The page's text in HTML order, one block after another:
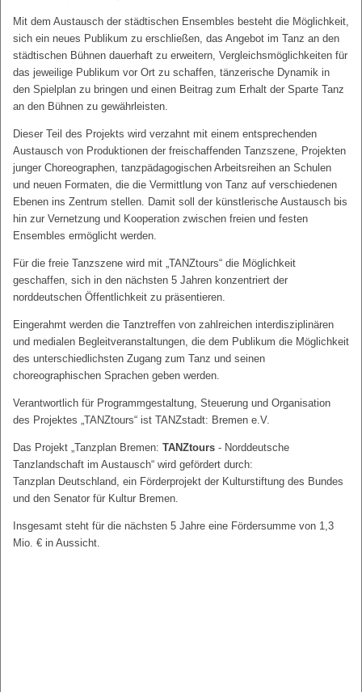
Mit dem Austausch der städtischen Ensembles besteht die Möglichkeit,
sich ein neues Publikum zu erschließen, das Angebot im Tanz an den
städtischen Bühnen dauerhaft zu erweitern, Vergleichsmöglichkeiten für
das jeweilige Publikum vor Ort zu schaffen, tänzerische Dynamik in
den Spielplan zu bringen und einen Beitrag zum Erhalt der Sparte Tanz
an den Bühnen zu gewährleisten.
Dieser Teil des Projekts wird verzahnt mit einem entsprechenden
Austausch von Produktionen der freischaffenden Tanzszene, Projekten
junger Choreographen, tanzpädagogischen Arbeitsreihen an Schulen
und neuen Formaten, die die Vermittlung von Tanz auf verschiedenen
Ebenen ins Zentrum stellen. Damit soll der künstlerische Austausch bis
hin zur Vernetzung und Kooperation zwischen freien und festen
Ensembles ermöglicht werden.
Für die freie Tanzszene wird mit „TANZtours“ die Möglichkeit
geschaffen, sich in den nächsten 5 Jahren konzentriert der
norddeutschen Öffentlichkeit zu präsentieren.
Eingerahmt werden die Tanztreffen von zahlreichen interdisziplinären
und medialen Begleitveranstaltungen, die dem Publikum die Möglichkeit
des unterschiedlichsten Zugang zum Tanz und seinen
choreographischen Sprachen geben werden.
Verantwortlich für Programmgestaltung, Steuerung und Organisation
des Projektes „TANZtours“ ist TANZstadt: Bremen e.V.
Das Projekt „Tanzplan Bremen: TANZtours - Norddeutsche
Tanzlandschaft im Austausch“ wird gefördert durch:
Tanzplan Deutschland, ein Förderprojekt der Kulturstiftung des Bundes
und den Senator für Kultur Bremen.
Insgesamt steht für die nächsten 5 Jahre eine Fördersumme von 1,3
Mio. € in Aussicht.